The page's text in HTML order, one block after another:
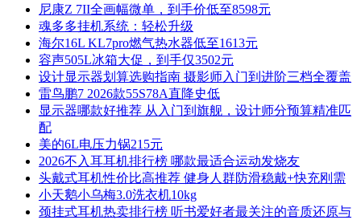
尼康Z 7II全画幅微单，到手价低至8598元
魂多多挂机系统：轻松升级
海尔16L KL7pro燃气热水器低至1613元
容声505L冰箱大促，到手仅3502元
设计显示器划算选购指南 摄影师入门到进阶三档全覆盖
雷鸟鹏7 2026款55S78A直降史低
显示器哪款好推荐 从入门到旗舰，设计师分预算精准匹
配
美的6L电压力锅215元
2026不入耳耳机排行榜 哪款最适合运动发烧友
头戴式耳机性价比高推荐 健身人群防滑稳戴+快充刚需
小天鹅小乌梅3.0洗衣机10kg
颈挂式耳机热卖排行榜 听书爱好者最关注的音质还原与